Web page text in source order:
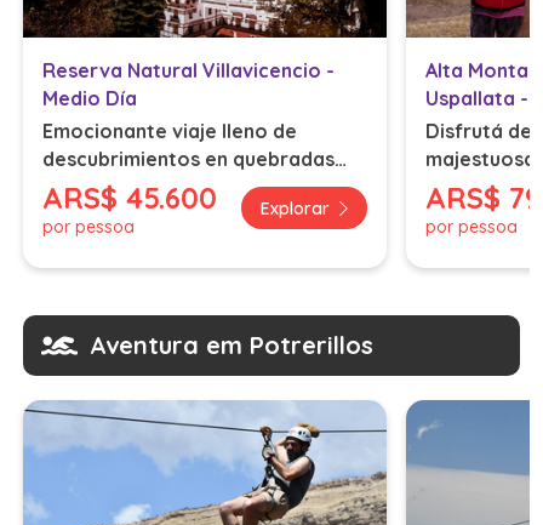
Reserva Natural Villavicencio -
Medio Día
Emocionante viaje lleno de
descubrimientos en quebradas
asombrosas y paisajes
protegidos
ARS$ 45.600
por pessoa
Explorar
Alta
Uspallata -
Disfrutá de
majestuosa
Andes.
ARS$
por pessoa
Aventura em Potrerillos